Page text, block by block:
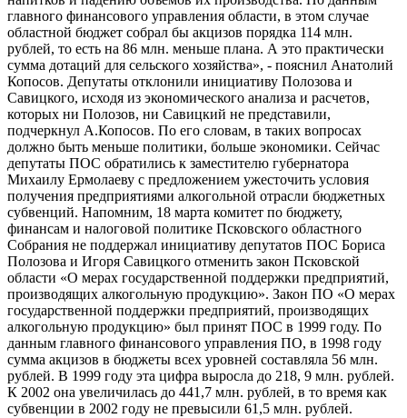
главного финансового управления области, в этом случае
областной бюджет собрал бы акцизов порядка 114 млн.
рублей, то есть на 86 млн. меньше плана. А это практически
сумма дотаций для сельского хозяйства», - пояснил Анатолий
Копосов. Депутаты отклонили инициативу Полозова и
Савицкого, исходя из экономического анализа и расчетов,
которых ни Полозов, ни Савицкий не представили,
подчеркнул А.Копосов. По его словам, в таких вопросах
должно быть меньше политики, больше экономики. Сейчас
депутаты ПОС обратились к заместителю губернатора
Михаилу Ермолаеву с предложением ужесточить условия
получения предприятиями алкогольной отрасли бюджетных
субвенций. Напомним, 18 марта комитет по бюджету,
финансам и налоговой политике Псковского областного
Собрания не поддержал инициативу депутатов ПОС Бориса
Полозова и Игоря Савицкого отменить закон Псковской
области «О мерах государственной поддержки предприятий,
производящих алкогольную продукцию». Закон ПО «О мерах
государственной поддержки предприятий, производящих
алкогольную продукцию» был принят ПОС в 1999 году. По
данным главного финансового управления ПО, в 1998 году
сумма акцизов в бюджеты всех уровней составляла 56 млн.
рублей. В 1999 году эта цифра выросла до 218, 9 млн. рублей.
К 2002 она увеличилась до 441,7 млн. рублей, в то время как
субвенции в 2002 году не превысили 61,5 млн. рублей.